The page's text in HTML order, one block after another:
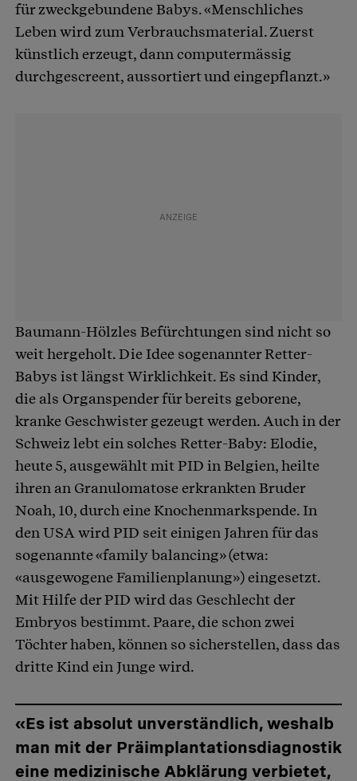
für zweckgebundene Babys. «Menschliches
Leben wird zum Verbrauchsmaterial. Zuerst
künstlich erzeugt, dann computermässig
durchgescreent, aussortiert und eingepflanzt.»
Baumann-Hölzles Befürchtungen sind nicht so
weit hergeholt. Die Idee sogenannter Retter-
Babys ist längst Wirklichkeit. Es sind Kinder,
die als Organspender für bereits geborene,
kranke Geschwister gezeugt werden. Auch in der
Schweiz lebt ein solches Retter-Baby: Elodie,
heute 5, ausgewählt mit PID in Belgien, heilte
ihren an Granulomatose erkrankten Bruder
Noah, 10, durch eine Knochenmarkspende. In
den USA wird PID seit einigen Jahren für das
sogenannte «family balancing» (etwa:
«ausgewogene Familienplanung») eingesetzt.
Mit Hilfe der PID wird das Geschlecht der
Embryos bestimmt. Paare, die schon zwei
Töchter haben, können so sicherstellen, dass das
dritte Kind ein Junge wird.
«Es ist absolut unverständlich, weshalb
man mit der Präimplantationsdiagnostik
eine medizinische Abklärung verbietet,